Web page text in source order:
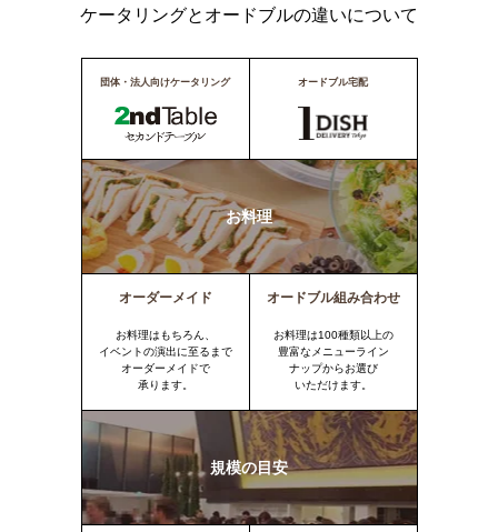
ケータリングとオードブルの違いについて
団体・法人向けケータリング オードブル宅配
お料理
オーダーメイド
お料理はもちろん、
イベントの演出に至るまで
オーダーメイドで
承ります。
オードブル組み合わせ
お料理は100種類以上の
豊富なメニューライン
ナップからお選び
いただけます。
規模の目安